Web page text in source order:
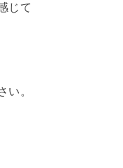
じて
い。